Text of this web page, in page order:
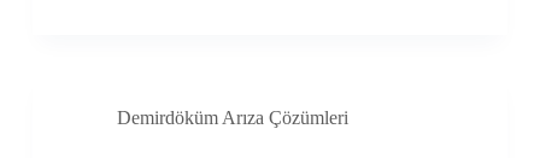
Demirdöküm Arıza Çözümleri